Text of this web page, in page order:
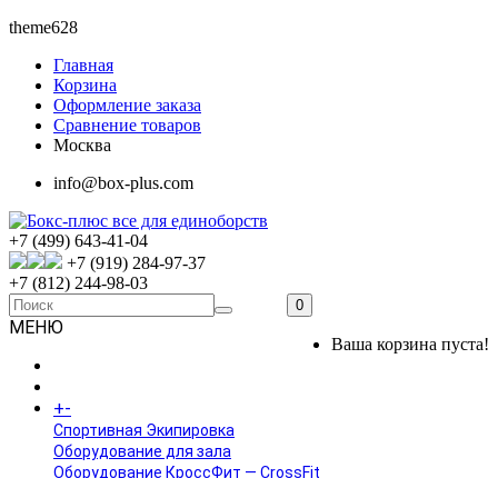
theme628
Главная
Корзина
Оформление заказа
Сравнение товаров
Москва
info@box-plus.com
+7 (499) 643-41-04
+7 (919) 284-97-37
+7 (812) 244-98-03
0
Ваша корзина пуста!
МЕНЮ
+-
Спортивная Экипировка
Оборудование для зала
Оборудование КроссФит — CrossFit